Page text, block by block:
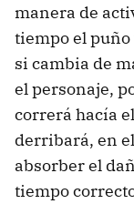
manera de
tiempo el
si cambia de
el personaje,
correrá hacía
derribará, en
absorber el
tiempo